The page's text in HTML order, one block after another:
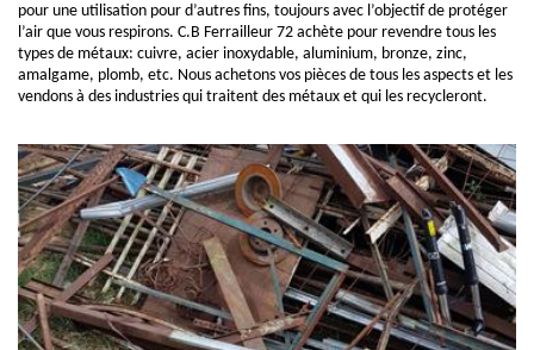
pour une utilisation pour d’autres fins, toujours avec l’objectif de protéger
l’air que vous respirons. C.B Ferrailleur 72 achète pour revendre tous les
types de métaux: cuivre, acier inoxydable, aluminium, bronze, zinc,
amalgame, plomb, etc. Nous achetons vos pièces de tous les aspects et les
vendons à des industries qui traitent des métaux et qui les recycleront.